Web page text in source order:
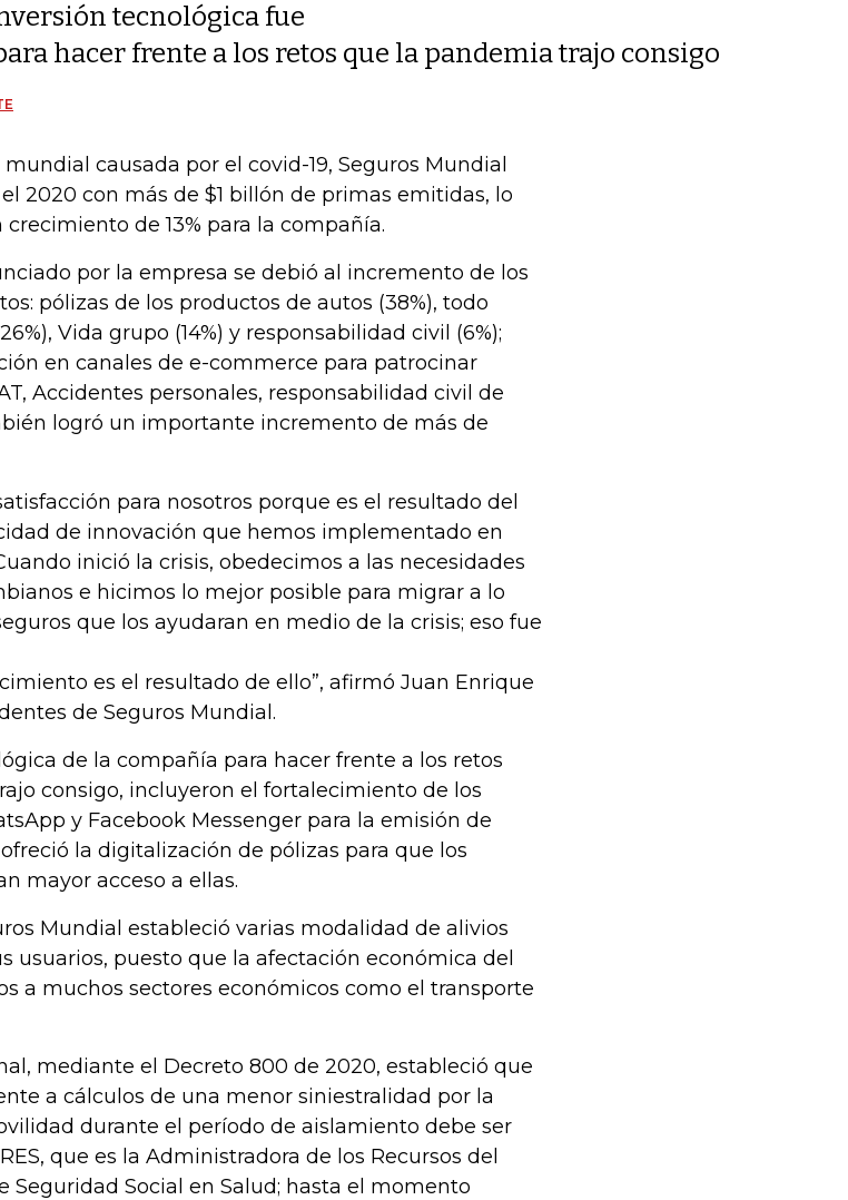
tecnológica fue
hacer frente a los retos que la pandemia trajo consigo
causada por el covid-19, Seguros Mundial
2020 con más de $1 billón de primas emitidas, lo
de 13% para la compañía.
por la empresa se debió al incremento de los
pólizas de los productos de autos (38%), todo
Vida grupo (14%) y responsabilidad civil (6%);
en canales de e-commerce para patrocinar
Accidentes personales, responsabilidad civil de
logró un importante incremento de más de
para nosotros porque es el resultado del
de innovación que hemos implementado en
inició la crisis, obedecimos a las necesidades
e hicimos lo mejor posible para migrar a lo
que los ayudaran en medio de la crisis; eso fue
es el resultado de ello”, afirmó Juan Enrique
de Seguros Mundial.
de la compañía para hacer frente a los retos
consigo, incluyeron el fortalecimiento de los
y Facebook Messenger para la emisión de
ofreció la digitalización de pólizas para que los
mayor acceso a ellas.
Mundial estableció varias modalidad de alivios
usuarios, puesto que la afectación económica del
a muchos sectores económicos como el transporte
mediante el Decreto 800 de 2020, estableció que
a cálculos de una menor siniestralidad por la
durante el período de aislamiento debe ser
que es la Administradora de los Recursos del
Seguridad Social en Salud; hasta el momento